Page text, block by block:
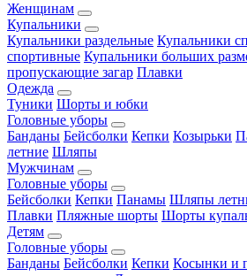
Женщинам
Купальники
Купальники раздельные Купальники
спортивные Купальники больших
пропускающие загар Плавки
Одежда
Туники Шорты и юбки
Головные уборы
Банданы Бейсболки Кепки Козырьки
летние Шляпы
Мужчинам
Головные уборы
Бейсболки Кепки Панамы Шляпы
Плавки Пляжные шорты Шорты
Детям
Головные уборы
Банданы Бейсболки Кепки Косынки и